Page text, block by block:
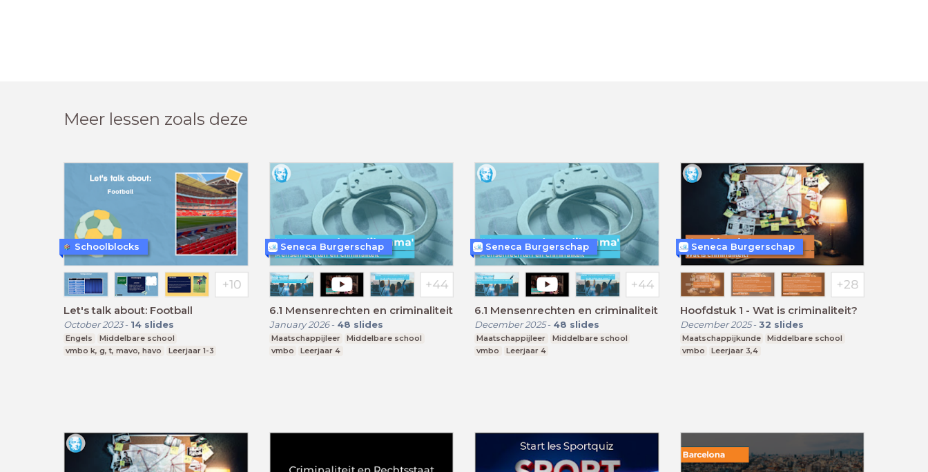
Meer lessen zoals deze
Let's talk about: Football
October 2023- 14 slides
Engels
Middelbare school
vmbo k, g, t, mavo, havo
Leerjaar 1-3
Schoolblocks
6.1 Mensenrechten en criminaliteit
January 2026- 48 slides
Maatschappijleer
Middelbare school
vmbo
Leerjaar 4
Seneca Burgerschap
6.1 Mensenrechten en criminaliteit
December 2025- 48 slides
Maatschappijleer
Middelbare school
vmbo
Leerjaar 4
Seneca Burgerschap
Hoofdstuk 1 - Wat is criminaliteit?
December 2025- 32 slides
Maatschappijkunde
Middelbare school
vmbo
Leerjaar 3,4
Seneca Burgerschap